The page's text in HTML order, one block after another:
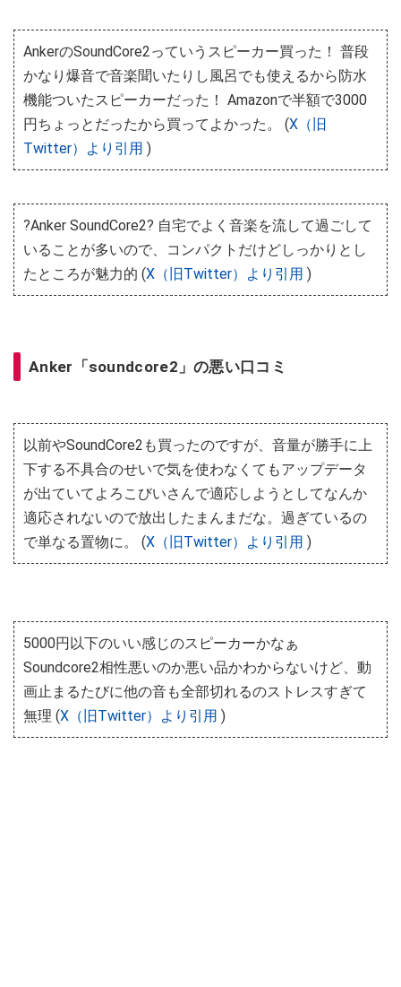
AnkerのSoundCore2っていうスピーカー買った！ 普段
かなり爆音で音楽聞いたりし風呂でも使えるから防水
機能ついたスピーカーだった！ Amazonで半額で3000
円ちょっとだったから買ってよかった。 (X（旧
Twitter）より引用 )
?Anker SoundCore2? 自宅でよく音楽を流して過ごして
いることが多いので、コンパクトだけどしっかりとし
たところが魅力的 (X（旧Twitter）より引用 )
Anker「soundcore2」の悪い口コミ
以前やSoundCore2も買ったのですが、音量が勝手に上
下する不具合のせいで気を使わなくてもアップデータ
が出ていてよろこびいさんで適応しようとしてなんか
適応されないので放出したまんまだな。過ぎているの
で単なる置物に。 (X（旧Twitter）より引用 )
5000円以下のいい感じのスピーカーかなぁ
Soundcore2相性悪いのか悪い品かわからないけど、動
画止まるたびに他の音も全部切れるのストレスすぎて
無理 (X（旧Twitter）より引用 )